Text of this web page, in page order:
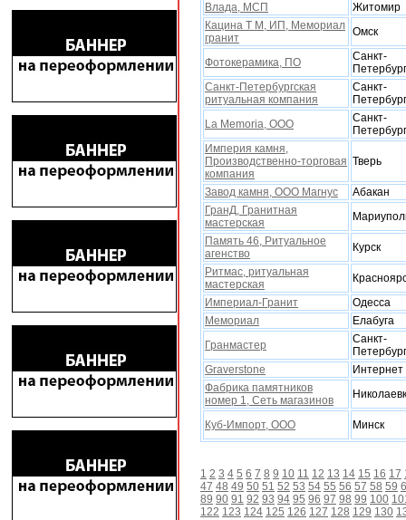
Влада, МСП
Житомир
Кацина Т М, ИП, Мемориал
гранит
Омск
Фотокерамика, ПО
Санкт-
Петербург
Санкт-Петербургская
ритуальная компания
Санкт-
Петербург
La Memoria, ООО
Санкт-
Петербург
Империя камня,
Производственно-торговая
компания
Тверь
Завод камня, ООО Магнус
Абакан
ГранД, Гранитная
мастерская
Память 46, Ритуальное
агенство
Курск
Ритмас, ритуальная
мастерская
Империал-Гранит
Одесса
Мемориал
Елабуга
Гранмастер
Санкт-
Петербург
Graverstone
Интернет
Фабрика памятников
номер 1, Сеть магазинов
Куб-Импорт, ООО Минск
1 2 3 4 5 6 7 8 9 10 11 12 13 14 15 16 17
47 48 49 50 51 52 53 54 55 56 57 58 59
89 90 91 92 93 94 95 96 97 98 99 100
122 123 124 125 126 127 128 129 130